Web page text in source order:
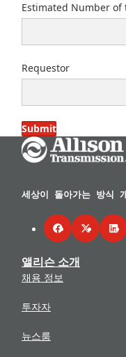
Estimated Number of
Requestor
Submit
Go Home
세상이 돌아가는 방식
FacebookTwitter
앨리슨 소개
채용 정보
투자자
뉴스룸